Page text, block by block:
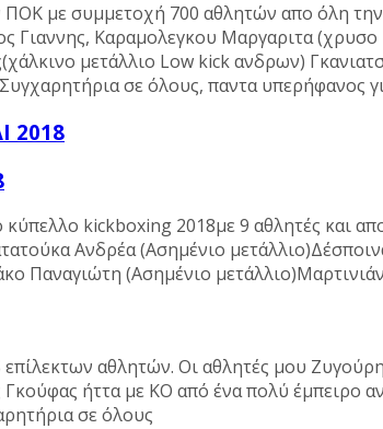
με συμμετοχή 700 αθλητών απο όλη
Γιαννης, Καραμολεγκου Μαργαριτα
μετάλλιο Low kick ανδρων)
σε όλους, παντα υπερήφανος
2018
kickboxing 2018με 9 αθλητές και
Ανδρέα (Ασημένιο
Παναγιώτη (Ασημένιο
αθλητών. Oι αθλητές μου
ήττα με ΚΟ από ένα πολύ έμπειρο
σε όλους